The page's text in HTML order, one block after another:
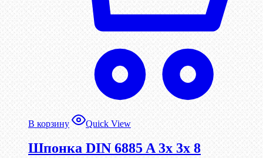
В корзину Quick View
Шпонка DIN 6885 A 3x 3x 8